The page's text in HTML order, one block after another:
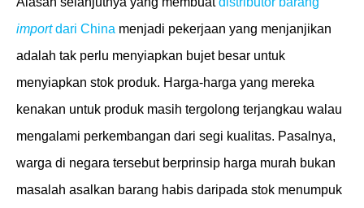
importdari China menjadi pekerjaan yang menjanjikan
adalah tak perlu menyiapkan bujet besar untuk
menyiapkan stok produk. Harga-harga yang mereka
kenakan untuk produk masih tergolong terjangkau walau
mengalami perkembangan dari segi kualitas. Pasalnya,
warga di negara tersebut berprinsip harga murah bukan
masalah asalkan barang habis daripada stok menumpuk